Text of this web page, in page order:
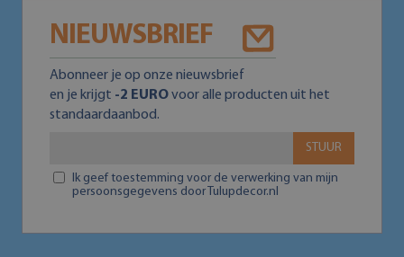
NIEUWSBRIEF
Abonneer je op onze nieuwsbrief
en je krijgt -2 EUROvoor alle producten uit het
standaardaanbod.
STUUR
Ik geef toestemming voor de verwerking van mijn
persoonsgegevens door Tulupdecor.nl